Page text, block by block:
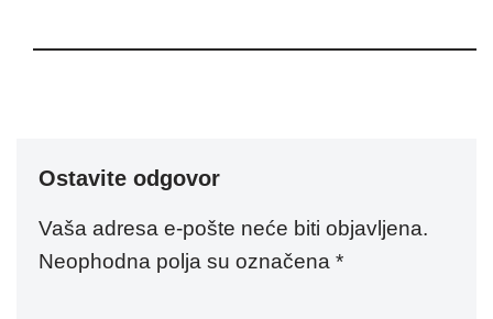
Ostavite odgovor
Vaša adresa e-pošte neće biti objavljena.
Neophodna polja su označena *